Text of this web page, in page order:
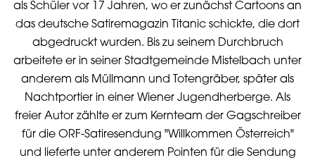
als Schüler vor 17 Jahren, wo er zunächst Cartoons an
das deutsche Satiremagazin Titanic schickte, die dort
abgedruckt wurden. Bis zu seinem Durchbruch
arbeitete er in seiner Stadtgemeinde Mistelbach unter
anderem als Müllmann und Totengräber, später als
Nachtportier in einer Wiener Jugendherberge. Als
freier Autor zählte er zum Kernteam der Gagschreiber
für die ORF-Satiresendung "Willkommen Österreich"
und lieferte unter anderem Pointen für die Sendung